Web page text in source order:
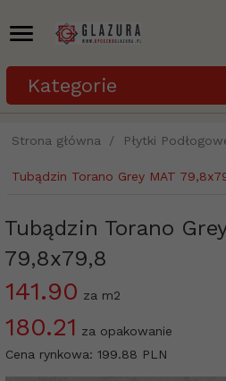
Kategorie
Strona główna Płytki
Tubądzin Torano Grey MAT
Tubądzin Torano
79,8x79,8
141.90 za m2
180.21 za opakowanie
Cena rynkowa: 199.88 PLN